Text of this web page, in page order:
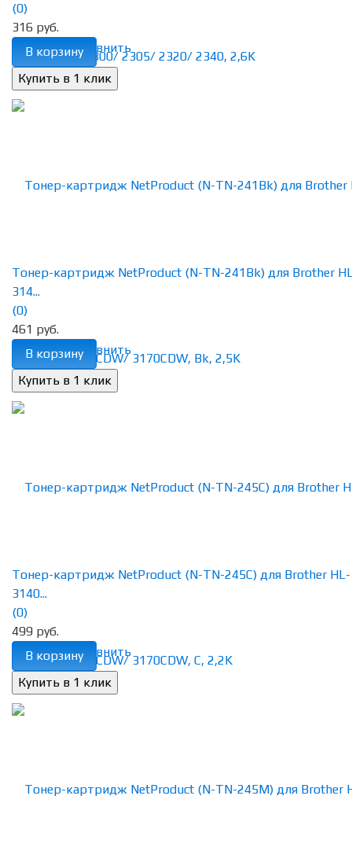
избранное сравнить
(0)
316 руб.
В корзину
избранное сравнить
Тонер-картридж NetProduct (N-TN-241Bk) для Brother
314...
(0)
461 руб.
В корзину
избранное сравнить
Тонер-картридж NetProduct (N-TN-245C) для Brother HL-
3140...
(0)
499 руб.
В корзину